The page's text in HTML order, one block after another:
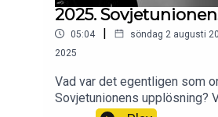
2025.
05:04 | söndag 2 augusti
2025
Vad var det egentligen som
Sovjetunionens upplösning?
det till?Wikipedia säger sitt